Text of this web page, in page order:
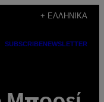
+ ΕΛΛΗΝΙΚΆ
SUBSCRIBENEWSLETTER